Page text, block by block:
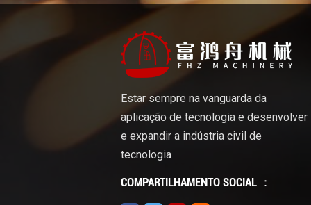
Estar sempre na vanguarda da
aplicação de tecnologia e desenvolver
e expandir a indústria civil de
tecnologia
COMPARTILHAMENTO SOCIAL ：